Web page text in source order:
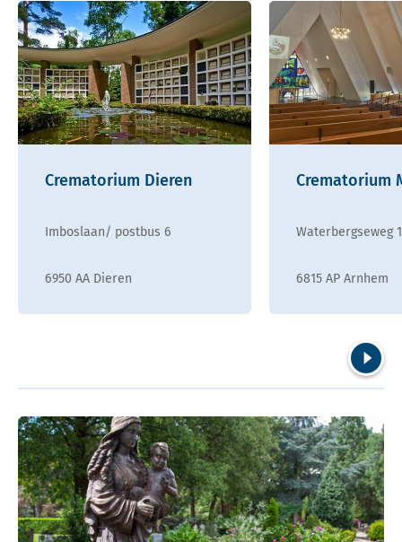
Crematorium Dieren
Imboslaan/ postbus 6
6950 AA Dieren
Crematorium
Waterbergseweg
6815 AP Arnhem